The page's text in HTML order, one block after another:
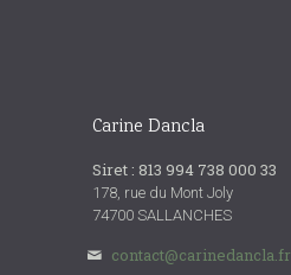
Carine Dancla
Siret : 813 994 738 000 33
178, rue du Mont Joly
74700 SALLANCHES
contact@carinedancla.fr